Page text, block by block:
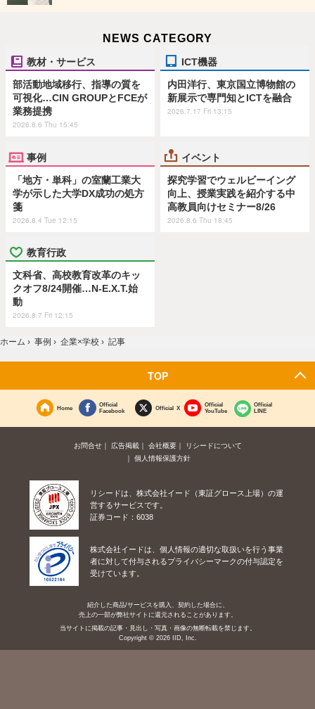
NEWS CATEGORY
教材・サービス
部活動地域移行、指導の質を
可視化…CIN GROUPとFCEが
業務提携
2026.8.6 Thu 15:45
ICT機器
内田洋行、東京国立博物館の
新展示で専門知とICTを融合
2026.7.17 Fri 13:15
事例
「地方・単科」の室蘭工業大
学が示した大学DX成功の処方
箋
2026.8.4 Tue 12:15
イベント
探究学習でウェルビーイング
向上、授業実践を紹介する中
高教員向けセミナー8/26
2026.8.6 Thu 18:45
教育行政
文科省、高校教育改革のキッ
クオフ8/24開催…N-E.X.T.始
動
2026.8.7 Fri 12:15
ホーム › 事例 › 企業×学校 › 記事
TOP
Home
Official
Facebook
Official X
Official
YouTube
Official
LINE
お問合せ 広告掲載 会社概要
リシードについて
個人情報保護方針
リシードは、株式会社イード（東証グロース上場）の運
営するサービスです。
証券コード：6038
株式会社イードは、個人情報の適切な取扱いを行う事業
者に対して付与されるプライバシーマークの付与認定を
受けています。
紹介した商品/サービスを購入、契約した場合に、
売上の一部が弊社サイトに還元されることがあります。
当サイトに掲載の記事・見出し・写真・画像の無断転載を禁じます。
Copyright © 2026 IID, Inc.